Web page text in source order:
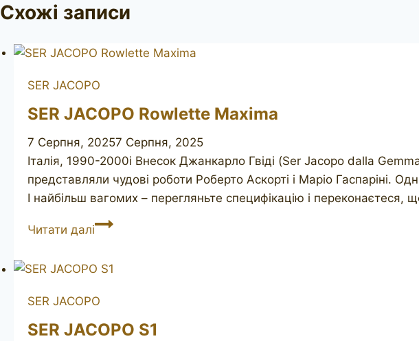
Схожі записи
SER JACOPO
SER JACOPO Rowlette Maxima
7 Серпня, 20257 Серпня, 2025
Італія, 1990-2000і Внесок Джанкарло Гвіді (Ser Jacopo dalla
представляли чудові роботи Роберто Аскорті і Маріо Гаспаріні.
І найбільш вагомих – перегляньте специфікацію і
Читати даліSER
Maxima
SER JACOPO
SER JACOPO S1